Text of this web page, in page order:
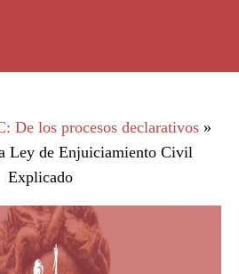
De los procesos declarativos»
Ley de Enjuiciamiento Civil
Explicado